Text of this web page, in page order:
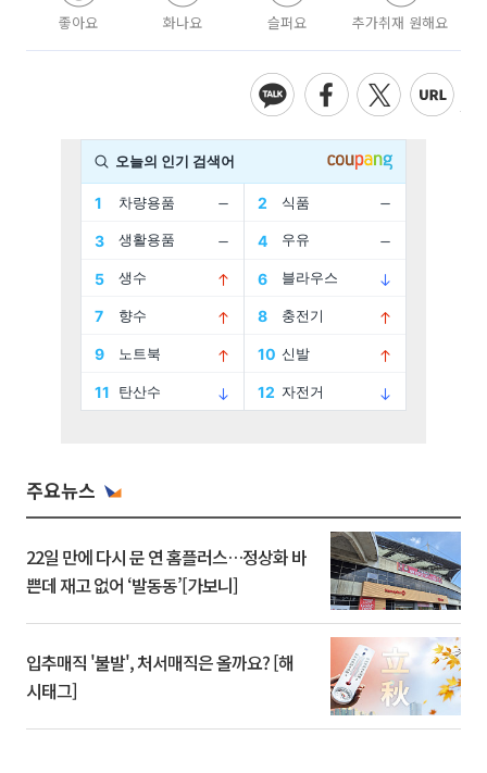
좋아요 화나요 슬퍼요 추가취재 원해요
주요뉴스
22일 만에 다시 문 연 홈플러스…정상화 바
쁜데 재고 없어 ‘발동동’[가보니]
입추매직 '불발', 처서매직은 올까요? [해
시태그]